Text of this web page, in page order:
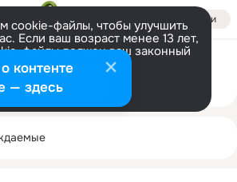
Войти
cookie-файлы, чтобы улучшить
Если ваш возраст менее 13 лет,
файлы должен ваш законный
Больше информации
Настроить
Темы 44K
контенте
— здесь